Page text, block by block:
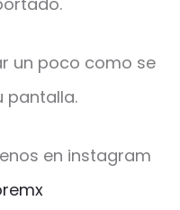
un poco como se
pantalla.
en instagram